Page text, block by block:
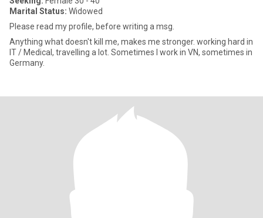
Marital Status: Widowed
Please read my profile, before writing a msg.
Anything what doesn't kill me, makes me stronger. working hard in
IT / Medical, travelling a lot. Sometimes I work in VN, sometimes in
Germany.